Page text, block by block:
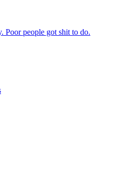
Poor people got shit to do.